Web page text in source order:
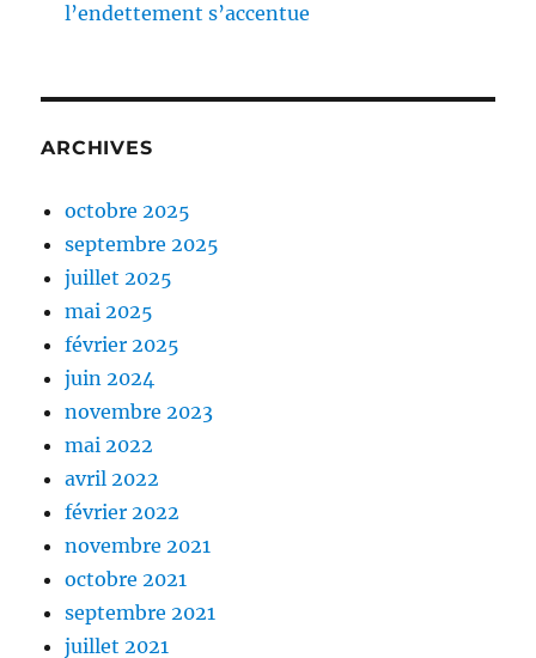
l’endettement s’accentue
ARCHIVES
octobre 2025
septembre 2025
juillet 2025
mai 2025
février 2025
juin 2024
novembre 2023
mai 2022
avril 2022
février 2022
novembre 2021
octobre 2021
septembre 2021
juillet 2021